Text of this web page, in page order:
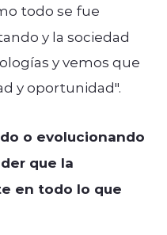
todo se fue
y la sociedad
y vemos que
y oportunidad".
o evolucionando
que la
en todo lo que